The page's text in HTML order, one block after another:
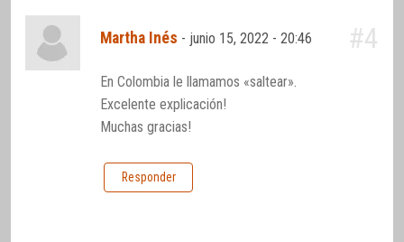
Martha Inés - junio 15, 2022 - 20:46 #4
En Colombia le llamamos «saltear».
Excelente explicación!
Muchas gracias!
Responder